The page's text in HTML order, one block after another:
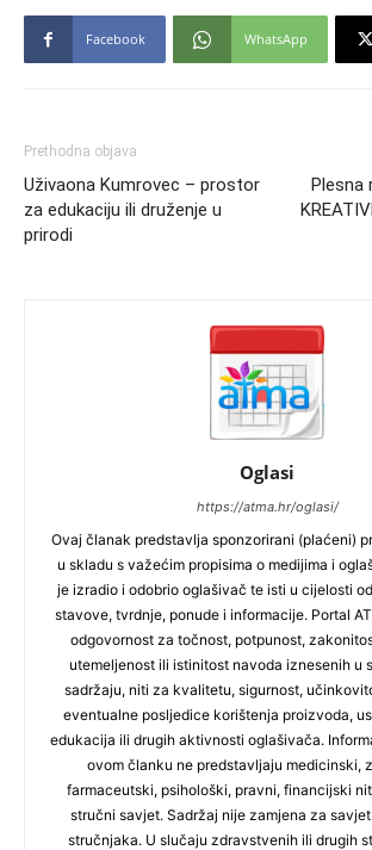
Facebook WhatsApp
Prethodna objava
Uživaona Kumrovec – prostor
za edukaciju ili druženje u
prirodi
Plesna
Oglasi
https://atma.hr/oglasi/
Ovaj članak predstavlja sponzorirani (plaćeni)
u skladu s važećim propisima o medijima i
je izradio i odobrio oglašivač te isti u cijelosti
stavove, tvrdnje, ponude i informacije. Portal
odgovornost za točnost, potpunost,
utemeljenost ili istinitost navoda iznesenih u
sadržaju, niti za kvalitetu, sigurnost,
eventualne posljedice korištenja proizvoda,
edukacija ili drugih aktivnosti oglašivača.
ovom članku ne predstavljaju medicinski,
farmaceutski, psihološki, pravni, financijski
stručni savjet. Sadržaj nije zamjena za
stručnjaka. U slučaju zdravstvenih ili drugih